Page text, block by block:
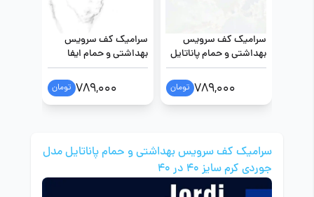
سرامیک کف سرویس
بهداشتی و حمام پاناتایل
مدل ویلیام سفید سایز
789,000 تومان
سرامیک کف سرویس
بهداشتی و حمام ایفا
سرام مدل سولینا
خاکستری سایز 40 در 40
789,000 تومان
سرامیک کف سرویس بهداشتی و حمام پاناتایل مدل
جوردی کرم سایز 40 در 40